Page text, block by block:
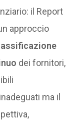
il Report
approccio
dei fornitori,
ma il